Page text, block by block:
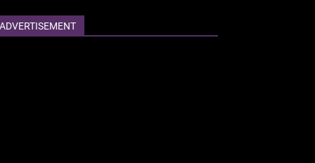
ADVERTISEMENT